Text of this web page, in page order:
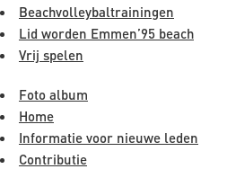
Beachvolleybaltrainingen
Lid worden Emmen’95 beach
Vrij spelen
Foto album
Home
Informatie voor nieuwe leden
Contributie